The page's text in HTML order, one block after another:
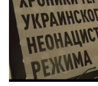
Электронное
Родителям